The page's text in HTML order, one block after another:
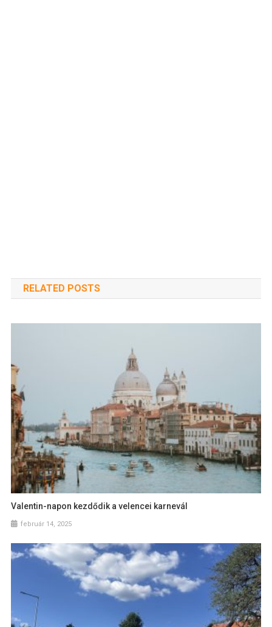
RELATED POSTS
Valentin-napon kezdődik a velencei karnevál
február 14, 2025